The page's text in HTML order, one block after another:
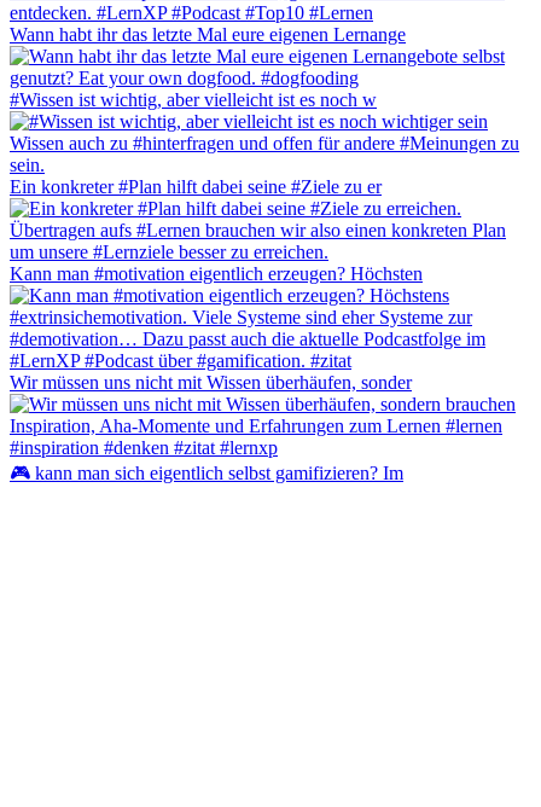
Wann habt ihr das letzte Mal eure eigenen Lernange
#Wissen ist wichtig, aber vielleicht ist es noch w
Ein konkreter #Plan hilft dabei seine #Ziele zu er
Kann man #motivation eigentlich erzeugen? Höchsten
Wir müssen uns nicht mit Wissen überhäufen, sonder
🎮 kann man sich eigentlich selbst gamifizieren? Im